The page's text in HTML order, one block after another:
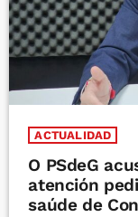
ACTUALIDAD
O PSdeG
atención
saúde de